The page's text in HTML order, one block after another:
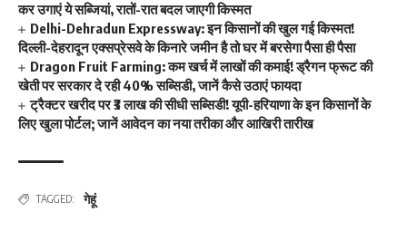
कर उगाएं ये सब्जियां, रातों-रात बदल जाएगी किस्मत
Delhi-Dehradun Expressway: इन किसानों की खुल गई किस्मत!
दिल्ली-देहरादून एक्सप्रेसवे के किनारे जमीन है तो घर में बरसेगा पैसा ही पैसा
Dragon Fruit Farming: कम खर्च में लाखों की कमाई! ड्रैगन फ्रूट की
खेती पर सरकार दे रही 40% सब्सिडी, जानें कैसे उठाएं फायदा
ट्रैक्टर खरीद पर ₹3 लाख की सीधी सब्सिडी! यूपी-हरियाणा के इन किसानों के
लिए खुला पोर्टल; जानें आवेदन का नया तरीका और आखिरी तारीख
TAGGED: गेहूं